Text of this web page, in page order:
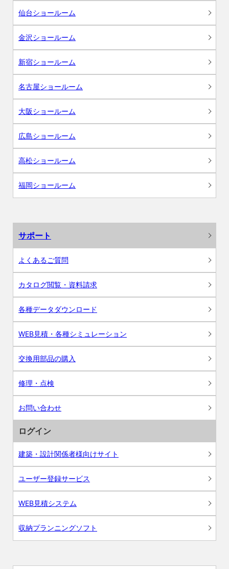
仙台ショールーム
金沢ショールーム
新宿ショールーム
名古屋ショールーム
大阪ショールーム
広島ショールーム
高松ショールーム
福岡ショールーム
サポート
よくあるご質問
カタログ閲覧・資料請求
各種データダウンロード
WEB見積・各種シミュレーション
交換用部品の購入
修理・点検
お問い合わせ
ログイン
建築・設計関係者様向けサイト
ユーザー登録サービス
WEB見積システム
収納プランニングソフト